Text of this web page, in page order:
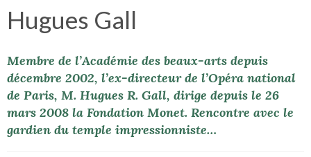
Hugues Gall
Membre de l’Académie des beaux-arts depuis
décembre 2002, l’ex-directeur de l’Opéra national
de Paris, M. Hugues R. Gall, dirige depuis le 26
mars 2008 la Fondation Monet. Rencontre avec le
gardien du temple impressionniste…